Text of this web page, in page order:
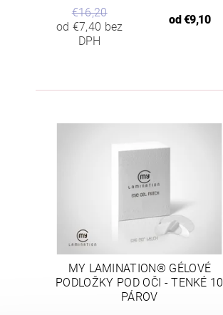
€16,20
od €7,40 bez
DPH
od€9,10
MY LAMINATION® GÉLOVÉ
PODLOŽKY POD OČI - TENKÉ 10
PÁROV